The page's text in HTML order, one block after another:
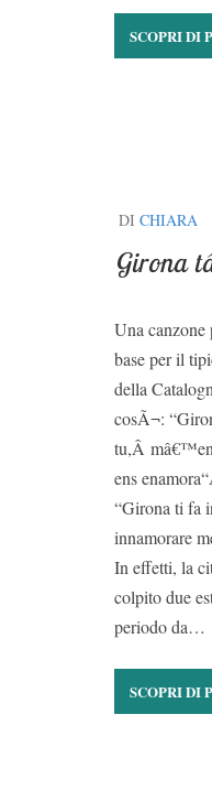
SCOPRI DI
DI CHIARA
Girona
Una
base per il
della
cosÃ¬:
tu,Â
ens
“Girona ti fa
innamorare
In effetti, la
colpito due
periodo da…
SCOPRI DI